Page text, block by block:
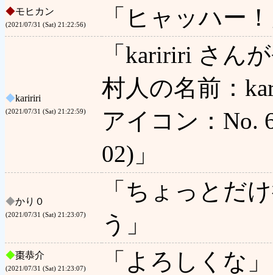
◆モヒカン
(2021/07/31 (Sat) 21:22:56) 「ヒャッハー
◆kaririri
(2021/07/31 (Sat) 21:22:59)
「kaririri さん
村人の名前：
アイコン：No.
02)」
◆かり０
(2021/07/31 (Sat) 21:23:07)
「ちょっとだ
う」
◆棗恭介
(2021/07/31 (Sat) 21:23:07) 「よろしくな」